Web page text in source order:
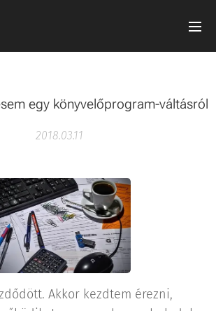
egy könyvelőprogram-váltásról
2018.03.11
Akkor kezdtem érezni,